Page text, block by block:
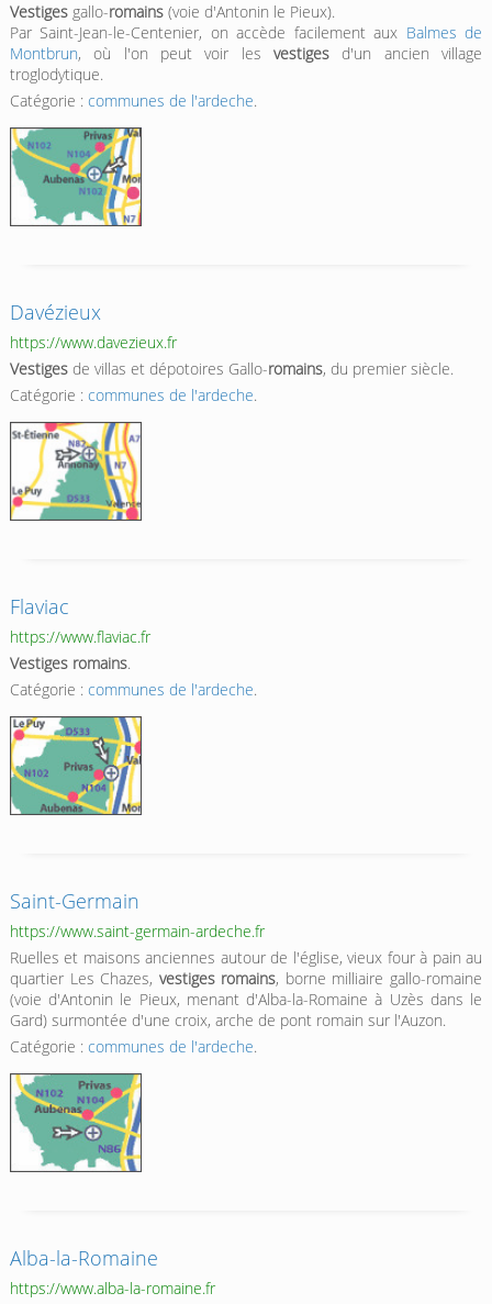
Vestigesgallo-romains(voie d'Antonin le Pieux).
Par Saint-Jean-le-Centenier, on accède facilement aux Balmes de
Montbrun, où l'on peut voir lesvestiges d'un ancien village
troglodytique.
Catégorie : communes de l'ardeche.
Davézieux
https://www.davezieux.fr
Vestigesde villas et dépotoires Gallo-romains, du premier siècle.
Catégorie : communes de l'ardeche.
Flaviac
https://www.flaviac.fr
Vestiges romains.
Catégorie : communes de l'ardeche.
Saint-Germain
https://www.saint-germain-ardeche.fr
Ruelles et maisons anciennes autour de l'église, vieux four à pain au
quartier Les Chazes, vestiges romains, borne milliaire gallo-romaine
(voie d'Antonin le Pieux, menant d'Alba-la-Romaine à Uzès dans le
Gard) surmontée d'une croix, arche de pont romain sur l'Auzon.
Catégorie : communes de l'ardeche.
Alba-la-Romaine
https://www.alba-la-romaine.fr